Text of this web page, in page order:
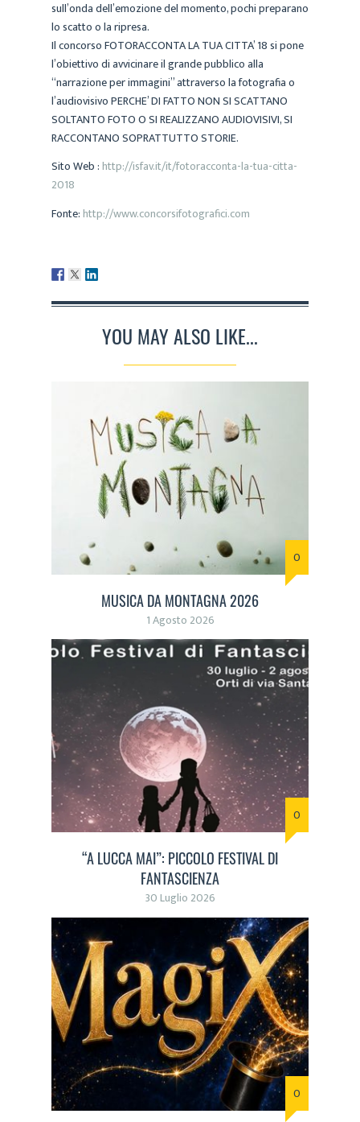
sull’onda dell’emozione del momento, pochi preparano
lo scatto o la ripresa.
Il concorso FOTORACCONTA LA TUA CITTA’ 18 si pone
l’obiettivo di avvicinare il grande pubblico alla
“narrazione per immagini” attraverso la fotografia o
l’audiovisivo PERCHE’ DI FATTO NON SI SCATTANO
SOLTANTO FOTO O SI REALIZZANO AUDIOVISIVI, SI
RACCONTANO SOPRATTUTTO STORIE.
Sito Web :http://isfav.it/it/fotoracconta-la-tua-citta-
2018
Fonte:http://www.concorsifotografici.com
YOU MAY ALSO LIKE...
0
MUSICA DA MONTAGNA 2026
1 Agosto 2026
0
“A LUCCA MAI”: PICCOLO FESTIVAL DI
FANTASCIENZA
30 Luglio 2026
0